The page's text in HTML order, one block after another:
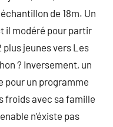
de 18m. Un
il modéré pour partir
plus jeunes vers Les
? Inversement, un
pour un programme
froids avec sa famille
n’éxiste pas